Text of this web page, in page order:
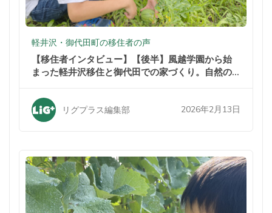
軽井沢・御代田町の移住者の声
【移住者インタビュー】【後半】風越学園から始
まった軽井沢移住と御代田での家づくり。自然の
リグプラス編集部 2026年2月13日